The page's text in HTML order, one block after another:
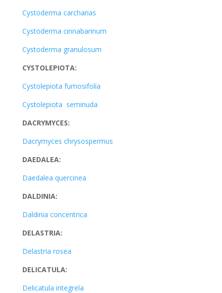
Cystoderma carcharias
Cystoderma cinnabarinum
Cystoderma granulosum
CYSTOLEPIOTA:
Cystolepiota fumosifolia
Cystolepiota seminuda
DACRYMYCES:
Dacrymyces chrysospermus
DAEDALEA:
Daedalea quercinea
DALDINIA:
Daldinia concentrica
DELASTRIA:
Delastria rosea
DELICATULA:
Delicatula integrela